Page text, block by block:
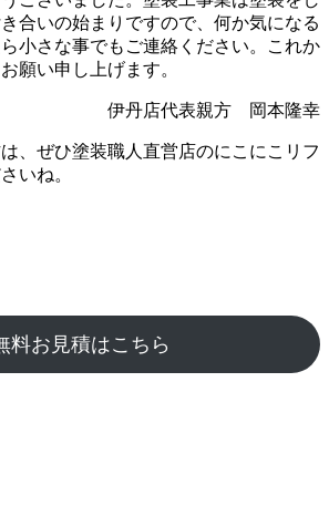
合いの始まりですので、何か気になる
小さな事でもご連絡ください。これか
願い申し上げます。
伊丹店代表親方 岡本隆幸
、ぜひ塗装職人直営店のにこにこリフ
いね。
料お見積はこちら